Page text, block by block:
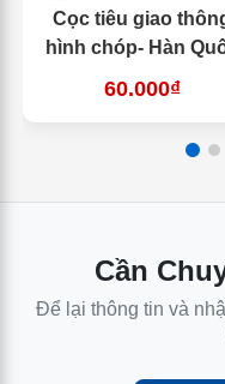
Cọc tiêu giao
hình chóp- Hàn
60.000₫
Cần
Để lại thông tin và